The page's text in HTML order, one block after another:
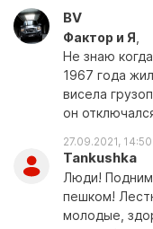
BV
Фактор и Я
Не знаю
1967 года
висела
он
27.09.2021, 14:50
Tankushka
Люди!
пешком!
молодые,